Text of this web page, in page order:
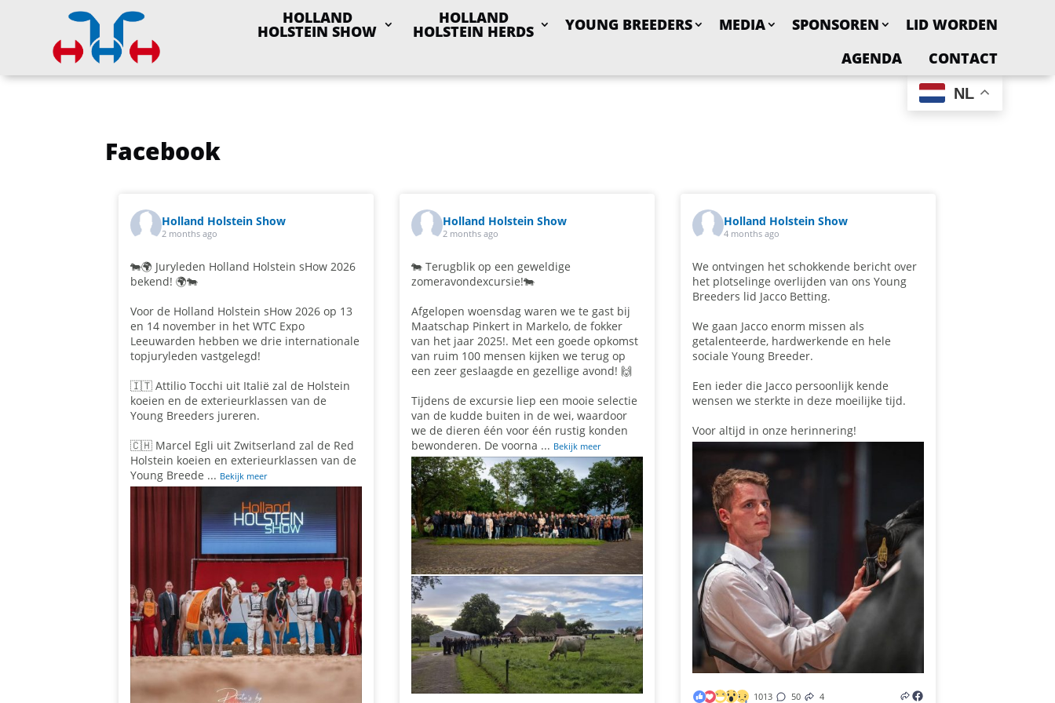
HOLLAND
HOLSTEIN SHOW
HOLLAND
HOLSTEIN HERDS YOUNG BREEDERS MEDIA SPONSOREN
LID WORDEN
AGENDA
CONTACT
NL
Facebook
Holland Holstein Show
2 months ago
🐄🌍 Juryleden Holland Holstein sHow 2026
bekend! 🌍🐄
Voor de Holland Holstein sHow 2026 op 13
en 14 november in het WTC Expo
Leeuwarden hebben we drie internationale
topjuryleden vastgelegd!
🇮🇹 Attilio Tocchi uit Italië zal de Holstein
koeien en de exterieurklassen van de
Young Breeders jureren.
🇨🇭 Marcel Egli uit Zwitserland zal de Red
Holstein koeien en exterieurklassen van de
Young Breede ... Bekijk meer
Holland Holstein Show
2 months ago
🐄 Terugblik op een geweldige
zomeravondexcursie!🐄
Afgelopen woensdag waren we te gast bij
Maatschap Pinkert in Markelo, de fokker
van het jaar 2025!. Met een goede opkomst
van ruim 100 mensen kijken we terug op
een zeer geslaagde en gezellige avond! 🙌
Tijdens de excursie liep een mooie selectie
van de kudde buiten in de wei, waardoor
we de dieren één voor één rustig konden
bewonderen. De voorna ... Bekijk meer
Holland Holstein Show
4 months ago
We ontvingen het schokkende bericht over
het plotselinge overlijden van ons Young
Breeders lid Jacco Betting.
We gaan Jacco enorm missen als
getalenteerde, hardwerkende en hele
sociale Young Breeder.
Een ieder die Jacco persoonlijk kende
wensen we sterkte in deze moeilijke tijd.
Voor altijd in onze herinnering!
1013 50 4